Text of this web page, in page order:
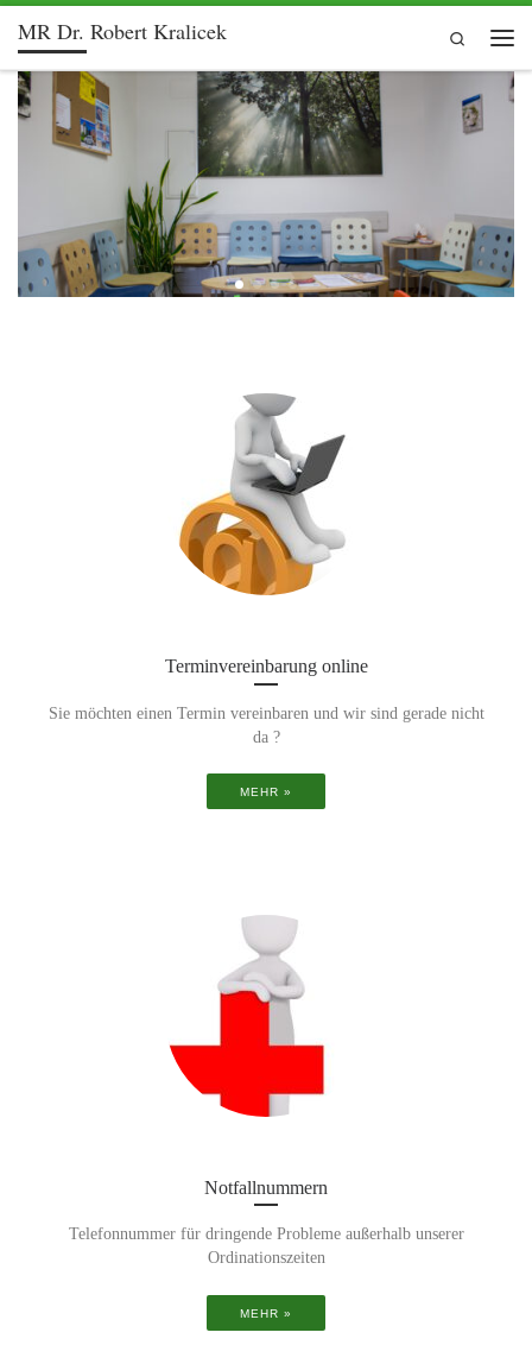
Skip to content
MR Dr. Robert Kralicek
Search
Terminvereinbarung online
Sie möchten einen Termin vereinbaren und wir sind gerade nicht
da ?
MEHR »
Notfallnummern
Telefonnummer für dringende Probleme außerhalb unserer
Ordinationszeiten
MEHR »